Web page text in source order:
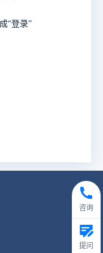
“登录”
咨询
提问